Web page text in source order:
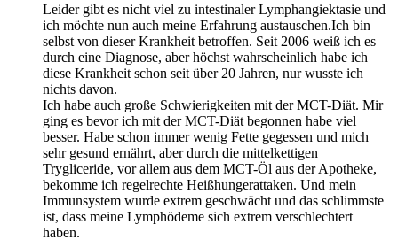
Leider gibt es nicht viel zu intestinaler Lymphangiektasie und
ich möchte nun auch meine Erfahrung austauschen.Ich bin
selbst von dieser Krankheit betroffen. Seit 2006 weiß ich es
durch eine Diagnose, aber höchst wahrscheinlich habe ich
diese Krankheit schon seit über 20 Jahren, nur wusste ich
nichts davon.
Ich habe auch große Schwierigkeiten mit der MCT-Diät. Mir
ging es bevor ich mit der MCT-Diät begonnen habe viel
besser. Habe schon immer wenig Fette gegessen und mich
sehr gesund ernährt, aber durch die mittelkettigen
Trygliceride, vor allem aus dem MCT-Öl aus der Apotheke,
bekomme ich regelrechte Heißhungerattaken. Und mein
Immunsystem wurde extrem geschwächt und das schlimmste
ist, dass meine Lymphödeme sich extrem verschlechtert
haben.